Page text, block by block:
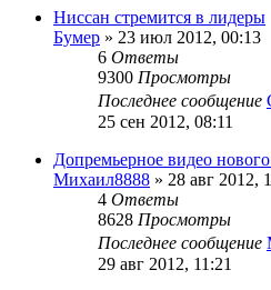
Ниссан стремится в лидеры
Бумер » 23 июл 2012, 00:13
6 Ответы
9300 Просмотры
Последнее сообщение
25 сен 2012, 08:11
Допремьерное видео
Михаил8888 » 28 авг 2012,
4 Ответы
8628 Просмотры
Последнее сообщение
29 авг 2012, 11:21